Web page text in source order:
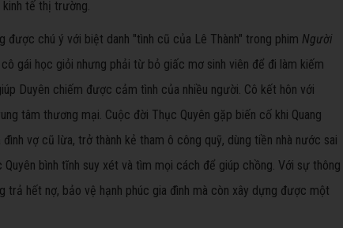
tế thị trường.
được chú ý với biệt danh "tình cũ của Lê Thành" trong phim Người
gái học giỏi nhưng phải từ bỏ giấc mơ sinh viên để đi làm kiếm
Duyên chiếm được cảm tình của nhiều người. Cô kết hôn với
tâm thương mại. Cuộc đời Thục Quyên gặp biến cố khi Quang
vợ cũ lừa, trở thành kẻ tham ô công quỹ, dùng tiền nhà nước sai
bình tĩnh suy xét và tìm mọi cách để giúp chồng. Với sự thông
trả hết nợ, bảo vệ hạnh phúc gia đình mà còn xây dựng được một